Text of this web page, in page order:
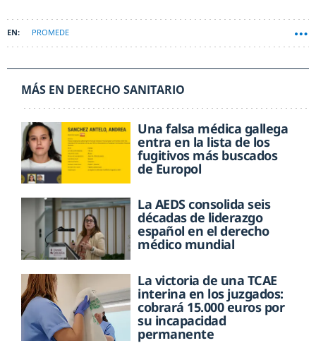
PROMEDE
MÁS EN DERECHO SANITARIO
Una falsa médica gallega
entra en la lista de los
fugitivos más buscados
de Europol
La AEDS consolida seis
décadas de liderazgo
español en el derecho
médico mundial
La victoria de una TCAE
interina en los juzgados:
cobrará 15.000 euros por
su incapacidad
permanente